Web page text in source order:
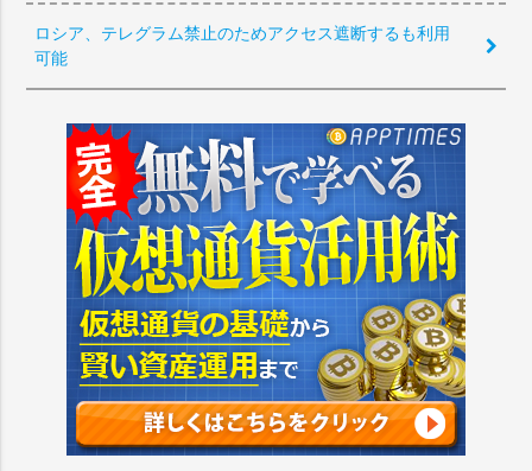
ロシア、テレグラム禁止のためアクセス遮断するも利用
可能